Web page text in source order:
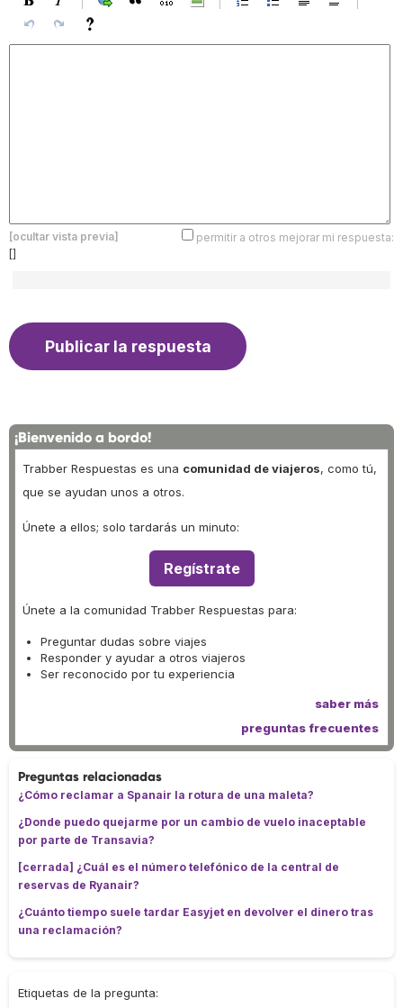
[ocultar vista previa]
permitir a otros mejorar mi respuesta:
[]
¡Bienvenido a bordo!
Trabber Respuestas es una comunidad de viajeros, como tú,
que se ayudan unos a otros.
Únete a ellos; solo tardarás un minuto:
Regístrate
Únete a la comunidad Trabber Respuestas para:
Preguntar dudas sobre viajes
Responder y ayudar a otros viajeros
Ser reconocido por tu experiencia
saber más
preguntas frecuentes
Preguntas relacionadas
¿Cómo reclamar a Spanair la rotura de una maleta?
¿Donde puedo quejarme por un cambio de vuelo inaceptable
por parte de Transavia?
[cerrada] ¿Cuál es el número telefónico de la central de
reservas de Ryanair?
¿Cuánto tiempo suele tardar Easyjet en devolver el dinero tras
una reclamación?
Etiquetas de la pregunta: